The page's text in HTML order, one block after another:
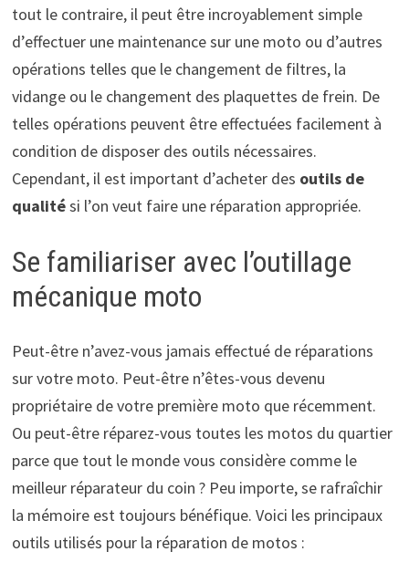
tout le contraire, il peut être incroyablement simple
d’effectuer une maintenance sur une moto ou d’autres
opérations telles que le changement de filtres, la
vidange ou le changement des plaquettes de frein. De
telles opérations peuvent être effectuées facilement à
condition de disposer des outils nécessaires.
Cependant, il est important d’acheter des outils de
qualitési l’on veut faire une réparation appropriée.
Se familiariser avec l’outillage
mécanique moto
Peut-être n’avez-vous jamais effectué de réparations
sur votre moto. Peut-être n’êtes-vous devenu
propriétaire de votre première moto que récemment.
Ou peut-être réparez-vous toutes les motos du quartier
parce que tout le monde vous considère comme le
meilleur réparateur du coin ? Peu importe, se rafraîchir
la mémoire est toujours bénéfique. Voici les principaux
outils utilisés pour la réparation de motos :